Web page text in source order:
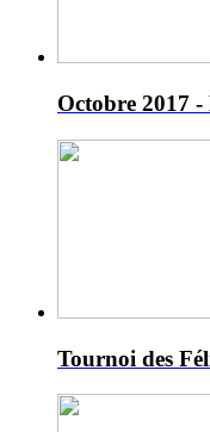
Octobre 2017
Tournoi des